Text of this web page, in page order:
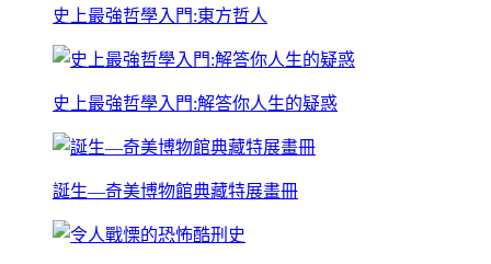
史上最強哲學入門:東方哲人
史上最強哲學入門:解答你人生的疑惑
誕生—奇美博物館典藏特展畫冊